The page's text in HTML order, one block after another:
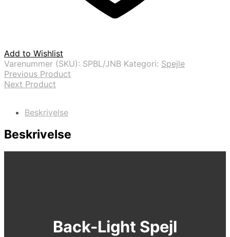
Add to Wishlist
Varenummer (SKU): SPBL/JNB Kategori: Spejle
Previous Product
Next Product
Beskrivelse
Beskrivelse
Back-Light Spejl